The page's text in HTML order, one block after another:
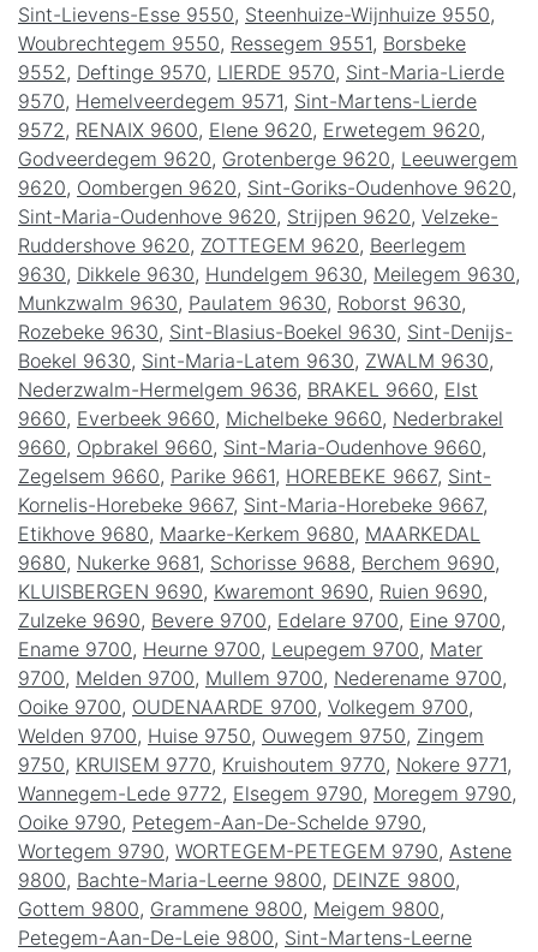
Sint-Lievens-Esse 9550, Steenhuize-Wijnhuize 9550,
Woubrechtegem 9550, Ressegem 9551, Borsbeke
9552 , Deftinge 9570, LIERDE 9570, Sint-Maria-Lierde
9570, Hemelveerdegem 9571, Sint-Martens-Lierde
9572 , RENAIX 9600, Elene 9620, Erwetegem 9620,
Godveerdegem 9620, Grotenberge 9620, Leeuwergem
9620, Oombergen 9620, Sint-Goriks-Oudenhove 9620,
Sint-Maria-Oudenhove 9620, Strijpen 9620, Velzeke-
Ruddershove 9620, ZOTTEGEM 9620, Beerlegem
9630, Dikkele 9630, Hundelgem 9630, Meilegem 9630,
Munkzwalm 9630, Paulatem 9630, Roborst 9630,
Rozebeke 9630, Sint-Blasius-Boekel 9630, Sint-Denijs-
Boekel 9630, Sint-Maria-Latem 9630, ZWALM 9630,
Nederzwalm-Hermelgem 9636, BRAKEL 9660, Elst
9660, Everbeek 9660, Michelbeke 9660, Nederbrakel
9660, Opbrakel 9660, Sint-Maria-Oudenhove 9660,
Zegelsem 9660, Parike 9661, HOREBEKE 9667, Sint-
Kornelis-Horebeke 9667, Sint-Maria-Horebeke 9667,
Etikhove 9680, Maarke-Kerkem 9680, MAARKEDAL
9680, Nukerke 9681, Schorisse 9688, Berchem 9690,
KLUISBERGEN 9690, Kwaremont 9690, Ruien 9690,
Zulzeke 9690, Bevere 9700, Edelare 9700, Eine 9700,
Ename 9700, Heurne 9700, Leupegem 9700, Mater
9700, Melden 9700, Mullem 9700, Nederename 9700,
Ooike 9700, OUDENAARDE 9700, Volkegem 9700,
Welden 9700, Huise 9750, Ouwegem 9750, Zingem
9750, KRUISEM 9770, Kruishoutem 9770, Nokere 9771,
Wannegem-Lede 9772 , Elsegem 9790, Moregem 9790,
Ooike 9790, Petegem-Aan-De-Schelde 9790,
Wortegem 9790, WORTEGEM-PETEGEM 9790, Astene
9800, Bachte-Maria-Leerne 9800, DEINZE 9800,
Gottem 9800, Grammene 9800, Meigem 9800,
Petegem-Aan-De-Leie 9800, Sint-Martens-Leerne